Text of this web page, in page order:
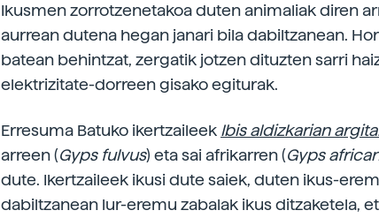
Ikusmen zorrotzenetakoa duten animaliak diren
aurrean dutena hegan janari bila dabiltzanean.
batean behintzat, zergatik jotzen dituzten sarri
elektrizitate-dorreen gisako egiturak.
Erresuma Batuko ikertzaileek Ibis aldizkarian
arreen (Gyps fulvus) eta sai afrikarren (Gyps
dute. Ikertzaileek ikusi dute saiek, duten ikus-
dabiltzanean lur-eremu zabalak ikus ditzaketela,